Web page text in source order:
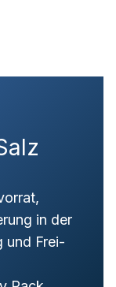
in der
und Frei-